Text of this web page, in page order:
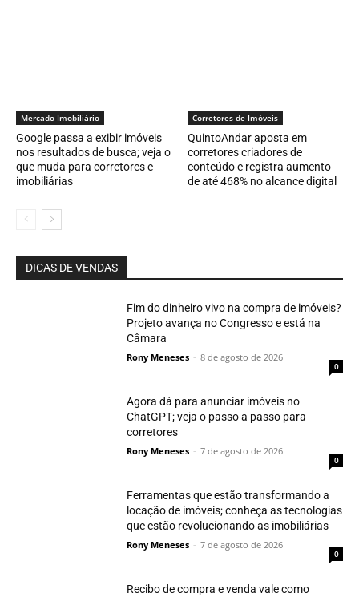
Mercado Imobiliário
Google passa a exibir imóveis
nos resultados de busca; veja o
que muda para corretores e
imobiliárias
Corretores de Imóveis
QuintoAndar aposta em
corretores criadores de
conteúdo e registra aumento
de até 468% no alcance digital
DICAS DE VENDAS
Fim do dinheiro vivo na compra de imóveis?
Projeto avança no Congresso e está na
Câmara
Rony Meneses - 8 de agosto de 2026
0
Agora dá para anunciar imóveis no
ChatGPT; veja o passo a passo para
corretores
Rony Meneses - 7 de agosto de 2026
0
Ferramentas que estão transformando a
locação de imóveis; conheça as tecnologias
que estão revolucionando as imobiliárias
Rony Meneses - 7 de agosto de 2026
0
Recibo de compra e venda vale como